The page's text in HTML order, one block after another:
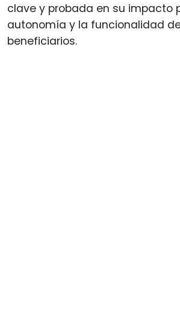
clave y probada en su impacto
autonomía y la funcionalidad
beneficiarios.